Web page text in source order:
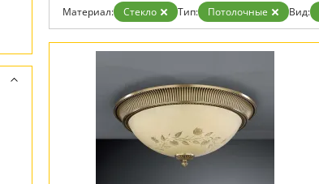
Материал: Стекло Тип: Потолочные Вид: